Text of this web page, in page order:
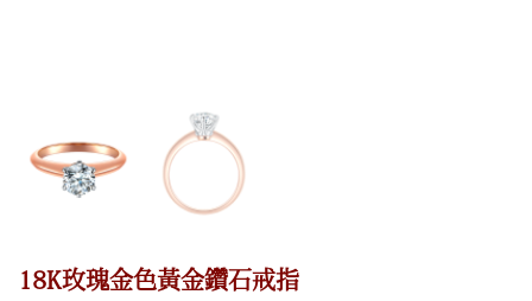
18K玫瑰金色黃金鑽石戒指